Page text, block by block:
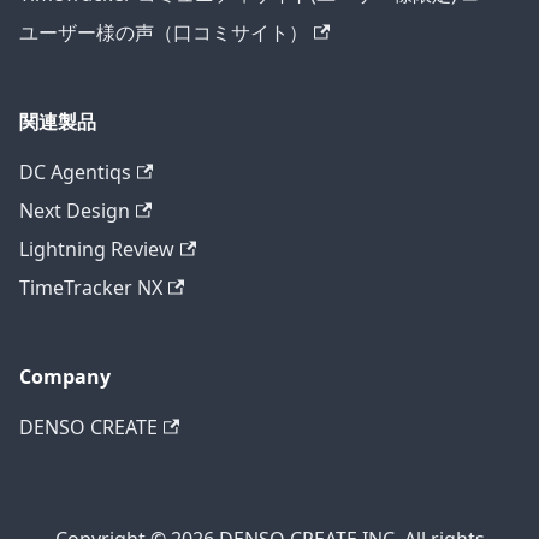
ユーザー様の声（口コミサイト）
関連製品
DC Agentiqs
Next Design
Lightning Review
TimeTracker NX
Company
DENSO CREATE